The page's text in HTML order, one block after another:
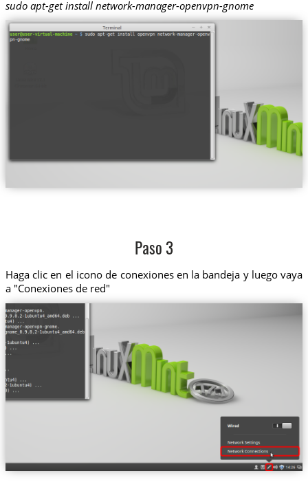
sudo apt-get install network-manager-openvpn-gnome
Paso 3
Haga clic en el icono de conexiones en la bandeja y luego vaya
a "Conexiones de red"